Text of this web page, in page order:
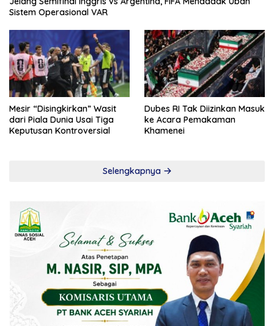
Sistem Operasional VAR
Mesir “Disingkirkan” Wasit
dari Piala Dunia Usai Tiga
Keputusan Kontroversial
Dubes RI Tak Diizinkan Masuk
ke Acara Pemakaman
Khamenei
Selengkapnya